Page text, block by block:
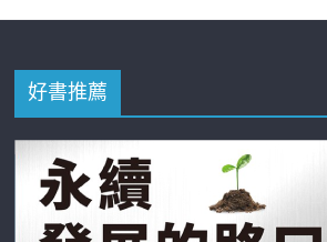
好書推薦